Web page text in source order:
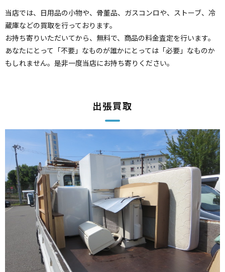
当店では、日用品の小物や、骨董品、ガスコンロや、ストーブ、冷
蔵庫などの買取を行っております。
お持ち寄りいただいてから、無料で、商品の料金査定を行います。
あなたにとって「不要」なものが誰かにとっては「必要」なものか
もしれません。是非一度当店にお持ち寄りください。
出張買取